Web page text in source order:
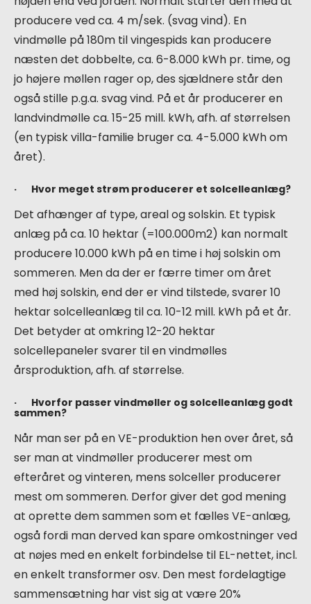
producere ved ca. 4 m/sek. (svag vind). En
vindmølle på 180m til vingespids kan producere
næsten det dobbelte, ca. 6-8.000 kWh pr. time, og
jo højere møllen rager op, des sjældnere står den
også stille p.g.a. svag vind. På et år producerer en
landvindmølle ca. 15-25 mill. kWh, afh. af størrelsen
(en typisk villa-familie bruger ca. 4-5.000 kWh om
året).
· Hvor meget strøm producerer et solcelleanlæg?
Det afhænger af type, areal og solskin. Et typisk
anlæg på ca. 10 hektar (=100.000m2) kan normalt
producere 10.000 kWh på en time i høj solskin om
sommeren. Men da der er færre timer om året
med høj solskin, end der er vind tilstede, svarer 10
hektar solcelleanlæg til ca. 10-12 mill. kWh på et år.
Det betyder at omkring 12-20 hektar
solcellepaneler svarer til en vindmølles
årsproduktion, afh. af størrelse.
· Hvorfor passer vindmøller og solcelleanlæg godt
sammen?
Når man ser på en VE-produktion hen over året, så
ser man at vindmøller producerer mest om
efteråret og vinteren, mens solceller producerer
mest om sommeren. Derfor giver det god mening
at oprette dem sammen som et fælles VE-anlæg,
også fordi man derved kan spare omkostninger ved
at nøjes med en enkelt forbindelse til EL-nettet, incl.
en enkelt transformer osv. Den mest fordelagtige
sammensætning har vist sig at være 20%